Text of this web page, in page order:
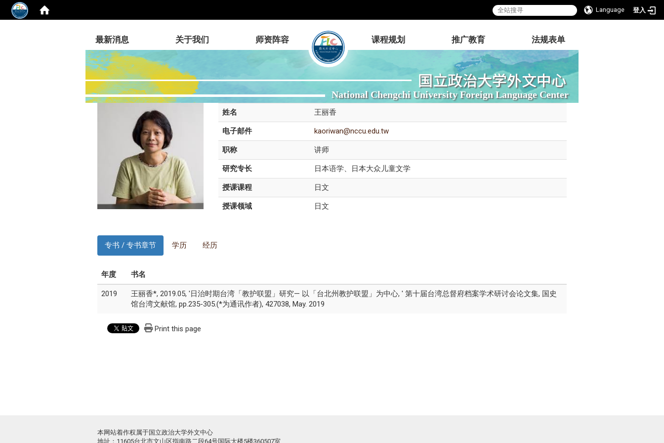
Language 登入
国立政治大学外文中心
National Chengchi University Foreign Language Center
最新消息 关于我们 师资阵容 课程规划 推广教育 法规表单
姓名 王丽香
电子邮件 kaoriwan@nccu.edu.tw
职称 讲师
研究专长 日本语学、日本大众儿童文学
授课课程 日文
授课领域 日文
专书 / 专书章节 学历 经历
年度 书名
2019
王丽香*, 2019.05, '日治时期台湾「教护联盟」研究— 以「台北州教护联盟」为中心, ' 第十届台湾总督府档案学术研讨会论文集, 国史
馆台湾文献馆, pp.235-305.(*为通讯作者), 427038, May. 2019
Print this page
本网站着作权属于国立政治大学外文中心
地址：11605台北市文山区指南路二段64号国际大楼5楼360507室